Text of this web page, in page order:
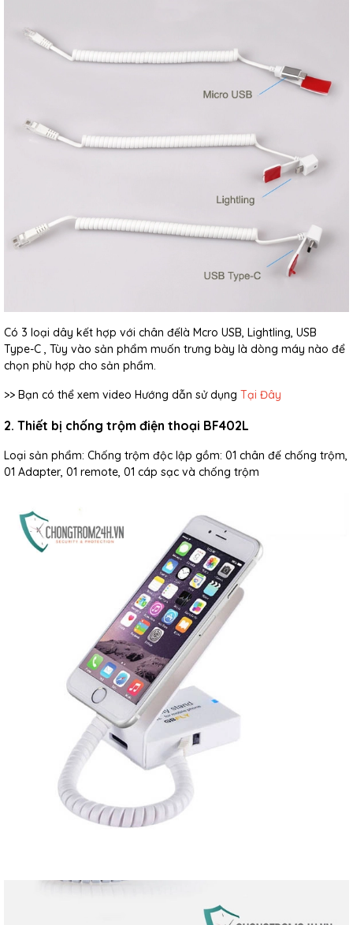
Có 3 loại dây kết hợp với chân đếlà Mcro USB, Lightling, USB
Type-C , Tùy vào sản phẩm muốn trưng bày là dòng máy nào để
chọn phù hợp cho sản phẩm.
>> Bạn có thể xem video Hướng dẫn sử dụng Tại Đây
2. Thiết bị chống trộm điện thoại BF402L
Loại sản phẩm: Chống trộm độc lập gồm: 01 chân đế chống trộm,
01 Adapter, 01 remote, 01 cáp sạc và chống trộm